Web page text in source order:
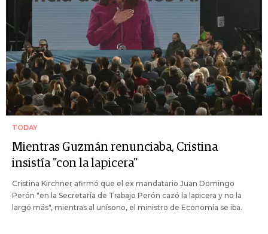
TODAY
Mientras Guzmán renunciaba, Cristina
insistía "con la lapicera"
Cristina Kirchner afirmó que el ex mandatario Juan Domingo
Perón "en la Secretaría de Trabajo Perón cazó la lapicera y no la
largó más", mientras al unísono, el ministro de Economía se iba.